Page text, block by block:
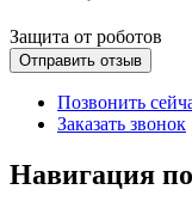
Защита от роботов
Отправить отзыв
Позвонить
Заказать звонок
Навигация